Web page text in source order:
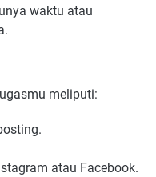
waktu atau
meliputi:
atau Facebook.